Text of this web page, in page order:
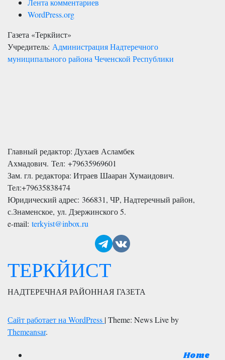
Лента комментариев
WordPress.org
Газета «Теркйист»
Учредитель: Администрация Надтеречного
муниципального района Чеченской Республики
Главный редактор: Духаев Асламбек
Ахмадович. Тел: +79635969601
Зам. гл. редактора: Итраев Шааран Хумаидович.
Тел:+79635838474
Юридический адрес: 366831, ЧР, Надтеречный район,
с.Знаменское, ул. Дзержинского 5.
e-mail: terkyist@inbox.ru
ТЕРКЙИСТ
НАДТЕРЕЧНАЯ РАЙОННАЯ ГАЗЕТА
Сайт работает на WordPress |Theme: News Live by
Themeansar.
Home